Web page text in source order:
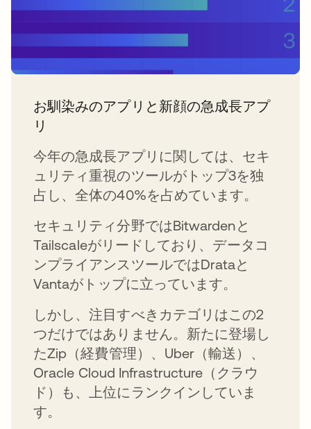
お馴染みのアプリと新顔の急成長アプ
リ
今年の急成長アプリに関しては、セキ
ュリティ重視のツールがトップ3を独
占し、全体の40%を占めています。
セキュリティ分野ではBitwardenと
Tailscaleがリードしており、データコ
ンプライアンスツールではDrataと
Vantaがトップに立っています。
しかし、注目すべきカテゴリはこの2
つだけではありません。新たに登場し
たZip（経費管理）、Uber（輸送）、
Oracle Cloud Infrastructure（クラウ
ド）も、上位にランクインしていま
す。